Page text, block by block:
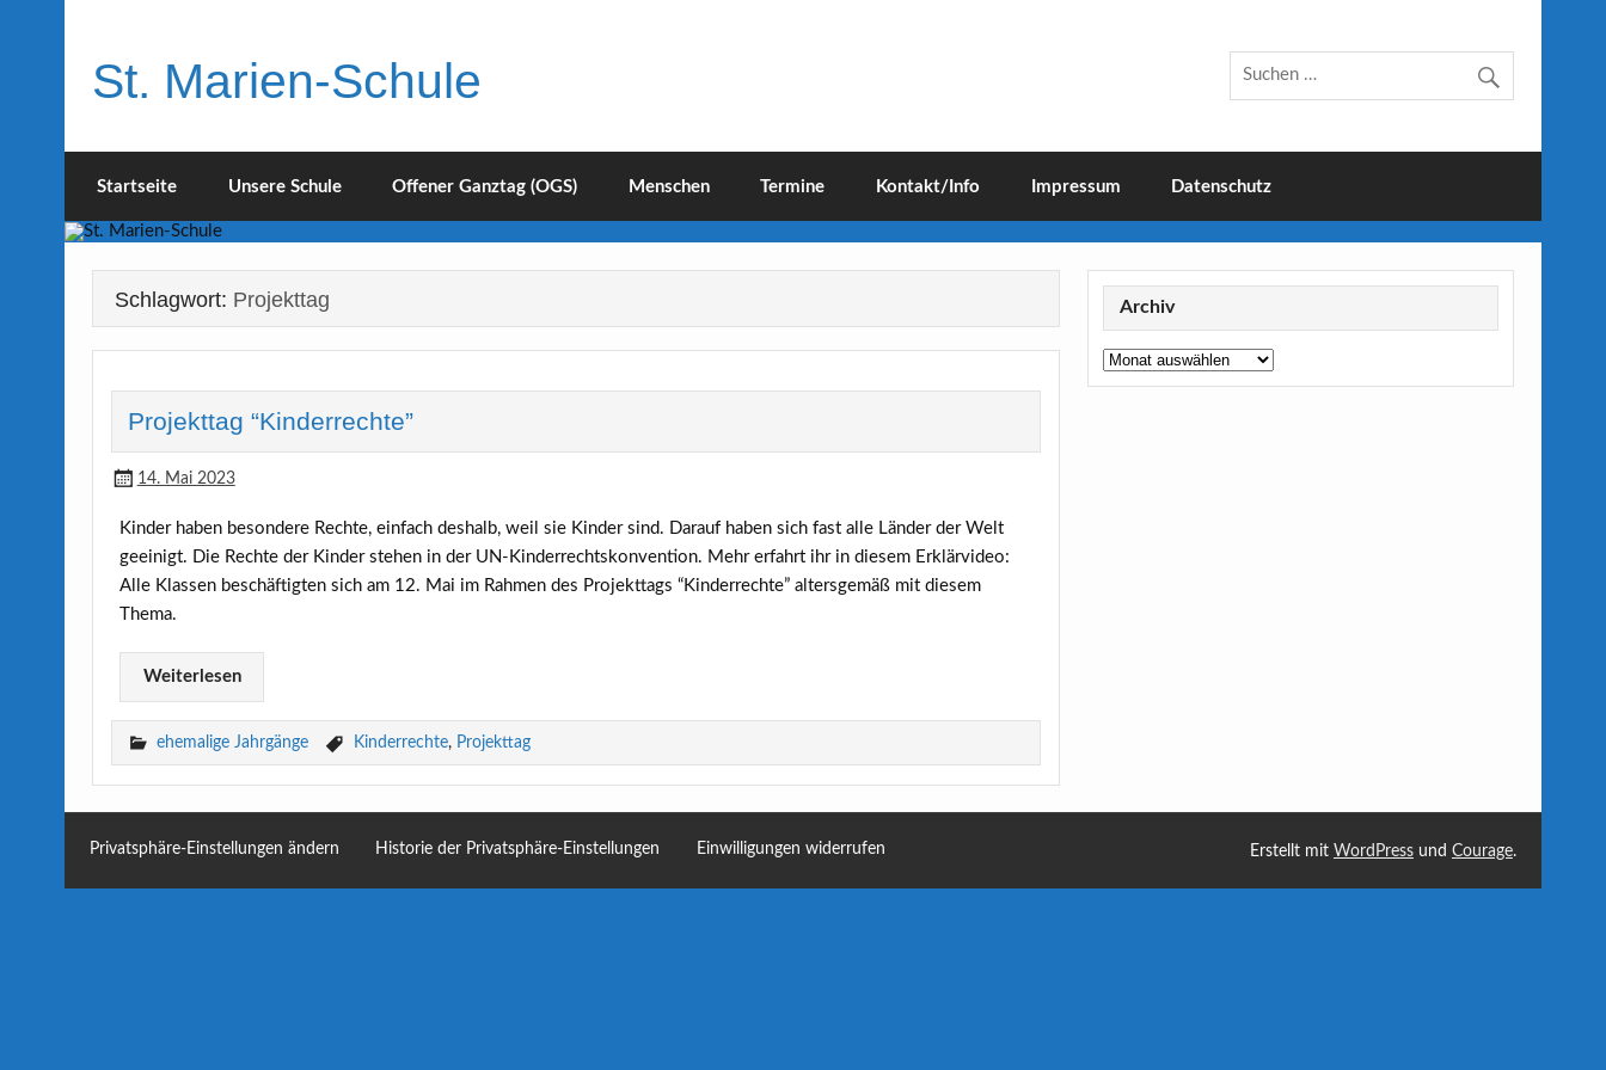
St. Marien-Schule
Katholische Grundschule in Moers
Startseite Unsere Schule Offener Ganztag (OGS) Menschen Termine Kontakt/Info Impressum Datenschutz
Schlagwort: Projekttag
Projekttag “Kinderrechte”
14. Mai 2023
Kinder haben besondere Rechte, einfach deshalb, weil sie Kinder sind. Darauf haben sich fast alle Länder der Welt
geeinigt. Die Rechte der Kinder stehen in der UN-Kinderrechtskonvention. Mehr erfahrt ihr in diesem Erklärvideo:
Alle Klassen beschäftigten sich am 12. Mai im Rahmen des Projekttags “Kinderrechte” altersgemäß mit diesem
Thema.
Weiterlesen
ehemalige Jahrgänge Kinderrechte, Projekttag
Archiv
Archiv
Privatsphäre-Einstellungen ändern Historie der Privatsphäre-Einstellungen Einwilligungen widerrufen Erstellt mit WordPressund Courage.